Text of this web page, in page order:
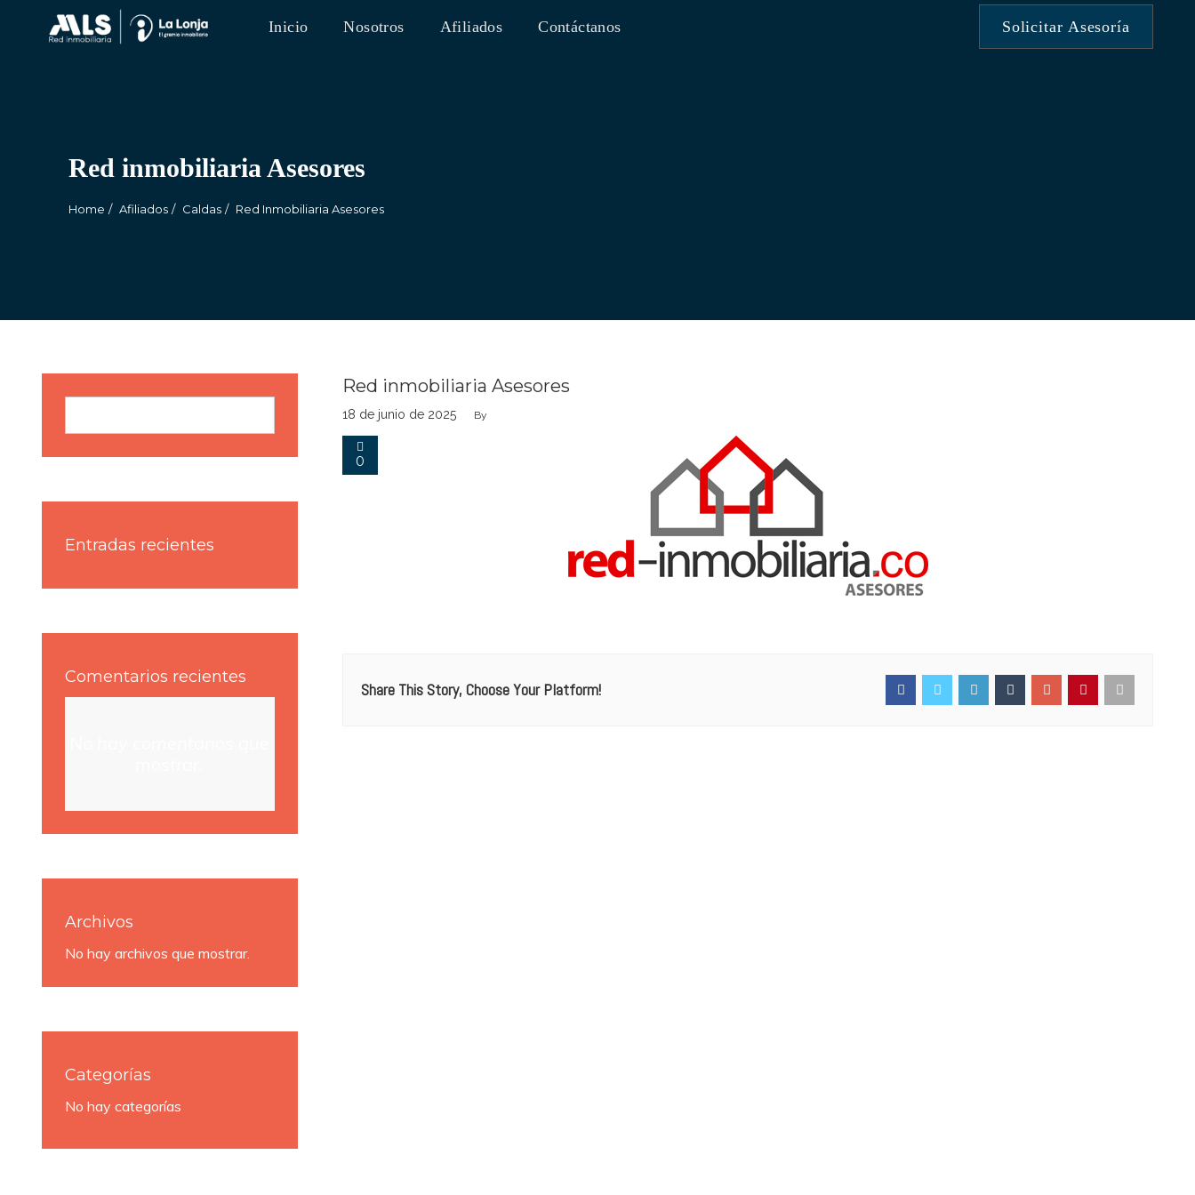
Inicio Nosotros Afiliados Contáctanos Solicitar Asesoría
Red inmobiliaria Asesores
Home Afiliados Caldas Red Inmobiliaria Asesores
Red inmobiliaria Asesores
18 de junio de 2025 By
0
Share This Story, Choose Your Platform!
Entradas recientes
Comentarios recientes
Archivos
No hay archivos que mostrar.
Categorías
No hay categorías